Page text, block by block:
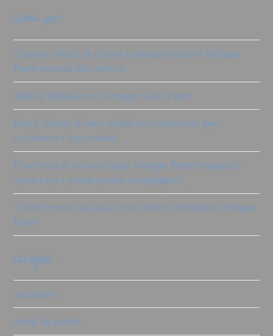
ultimi post
Organic Vibes: la nuova collezione colori Vintage
Paint ispirata alla natura
Bianco Natale con Vintage chalk Paint
Black Velvet: il nero chalk più misterioso per
ricolorare i tuoi mobili!
È arrivata la nuova Guida Vintage Paint: impara a
ricolorare i mobili senza carteggiare!
Trasforma la tua casa con i colori brillanti di Vintage
Paint
categorie
accessori
carta da parati